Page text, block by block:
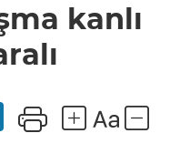
kanlı